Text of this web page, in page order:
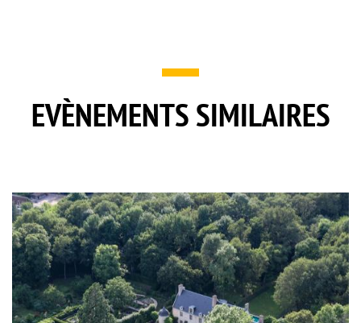
EVÈNEMENTS SIMILAIRES